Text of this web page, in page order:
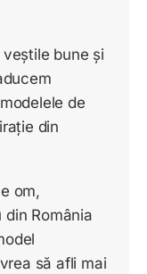
bune și
de
din
om,
România
să afli mai